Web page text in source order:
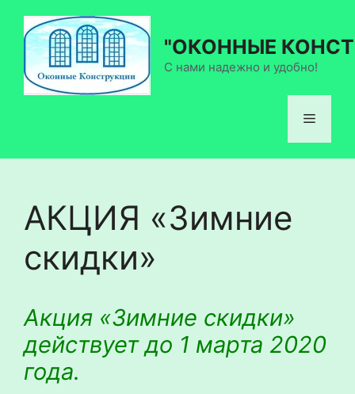
содержимому
"ОКОННЫЕ
С нами надежно и удобно!
Меню
АКЦИЯ «Зимние
скидки»
Акция «Зимние скидки»
действует до 1 марта 2020
года.